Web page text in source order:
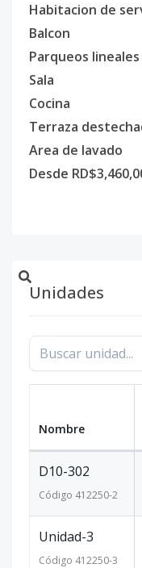
Habitacion de
Balcon
Parqueos
Sala
Cocina
Terraza
Area de lavado
Desde
Unidades
Nombre
D10-302
Código 412250-2
Unidad-3
Código 412250-3